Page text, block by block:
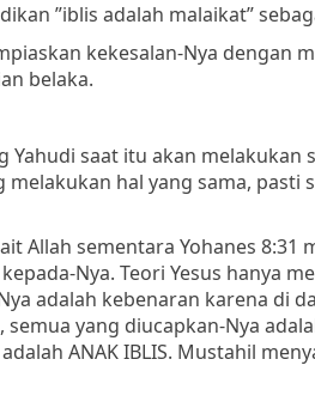
”iblis adalah malaikat”
kekesalan-Nya dengan
belaka.
saat itu akan melakukan
hal yang sama, pasti
Allah sementara Yohanes 8:31
Nya. Teori Yesus hanya
adalah kebenaran karena di
yang diucapkan-Nya
ANAK IBLIS. Mustahil